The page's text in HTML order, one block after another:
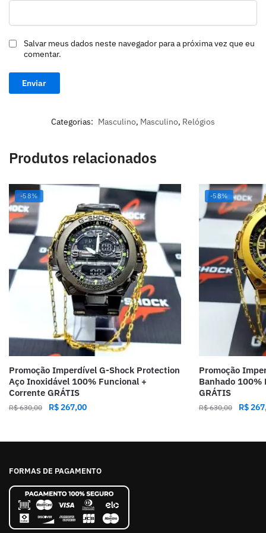
Salvar meus dados neste navegador para a próxima vez que eu
comentar.
Categorias: Masculino, Masculino, Relógios
Produtos relacionados
-58%
Promoção Imperdível G-Shock Protection
Aço Inoxidável 100% Funcional +
Corrente GRÁTIS
R$630,00 R$267,00
-58%
Promoção
Banhado 100%
GRÁTIS
R$630,00 R$
FORMAS DE PAGAMENTO